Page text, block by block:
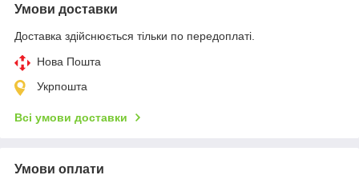
Умови доставки
Доставка здійснюється тільки по передоплаті.
Нова Пошта
Укрпошта
Всі умови доставки
Умови оплати